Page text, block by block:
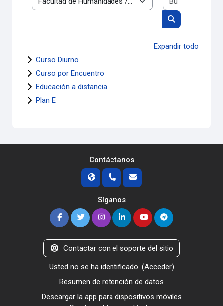
Categorías
Buscar cursos
Expandir todo
Curso Diurno
Curso por Encuentro
Educación a distancia
Plan E
Contáctanos
Síganos
Contactar con el soporte del sitio
Usted no se ha identificado. (Acceder)
Resumen de retención de datos
Descargar la app para dispositivos móviles